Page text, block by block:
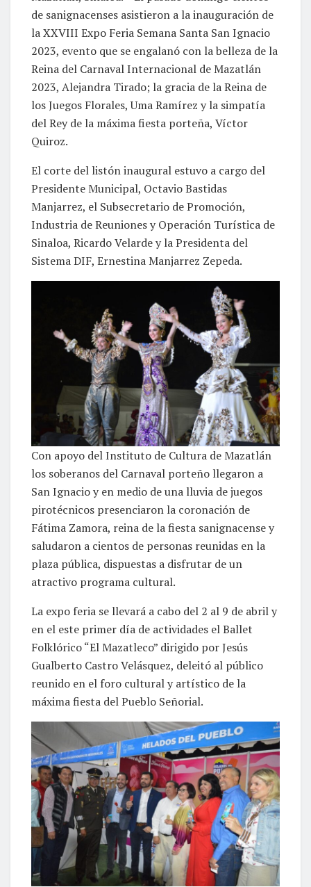
de sanignacenses asistieron a la inauguración de
la XXVIII Expo Feria Semana Santa San Ignacio
2023, evento que se engalanó con la belleza de la
Reina del Carnaval Internacional de Mazatlán
2023, Alejandra Tirado; la gracia de la Reina de
los Juegos Florales, Uma Ramírez y la simpatía
del Rey de la máxima fiesta porteña, Víctor
Quiroz.
El corte del listón inaugural estuvo a cargo del
Presidente Municipal, Octavio Bastidas
Manjarrez, el Subsecretario de Promoción,
Industria de Reuniones y Operación Turística de
Sinaloa, Ricardo Velarde y la Presidenta del
Sistema DIF, Ernestina Manjarrez Zepeda.
Con apoyo del Instituto de Cultura de Mazatlán
los soberanos del Carnaval porteño llegaron a
San Ignacio y en medio de una lluvia de juegos
pirotécnicos presenciaron la coronación de
Fátima Zamora, reina de la fiesta sanignacense y
saludaron a cientos de personas reunidas en la
plaza pública, dispuestas a disfrutar de un
atractivo programa cultural.
La expo feria se llevará a cabo del 2 al 9 de abril y
en el este primer día de actividades el Ballet
Folklórico “El Mazatleco” dirigido por Jesús
Gualberto Castro Velásquez, deleitó al público
reunido en el foro cultural y artístico de la
máxima fiesta del Pueblo Señorial.